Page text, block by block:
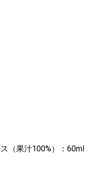
（果汁100%）：60ml